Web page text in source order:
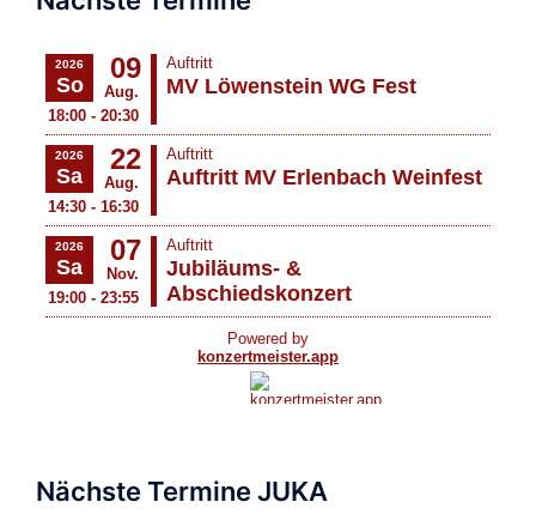
Nächste Termine JUKA